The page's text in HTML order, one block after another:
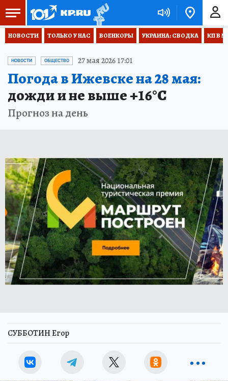
НОВОСТИ ТОЛЬКО У НАС ВОЕНКОРЫ УКРАИНА: СВОДКА КП В
НОВОСТИ ОБЩЕСТВО 27 мая 2026 17:01
Погода в Ижевске на 28 мая:
дожди и не выше +16°С
Прогноз на день
СУББОТИН Егор